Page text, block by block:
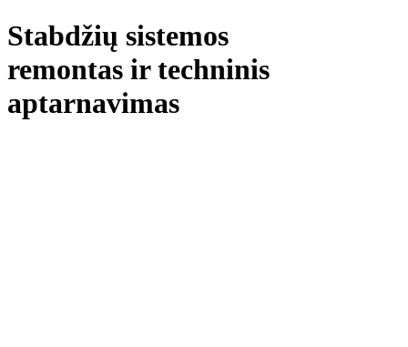
Stabdžių sistemos
remontas ir techninis
aptarnavimas